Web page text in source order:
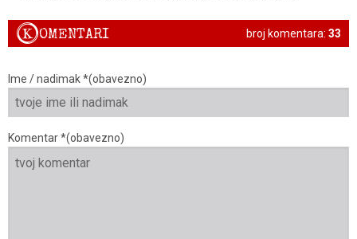
broj komentara: 33
KOMENTARI
Ime / nadimak *(obavezno)
Komentar *(obavezno)